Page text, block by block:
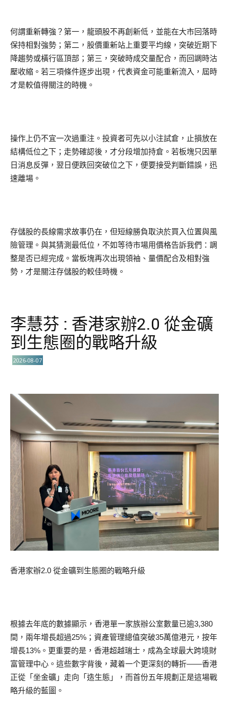
何謂重新轉強？第一，龍頭股不再創新低，並能在大市回落時
保持相對強勢；第二，股價重新站上重要平均線，突破近期下
降趨勢或橫行區頂部；第三，突破時成交量配合，而回調時沽
壓收縮。若三項條件逐步出現，代表資金可能重新流入，屆時
才是較值得關注的時機。
操作上仍不宜一次過重注。投資者可先以小注試倉，止損放在
結構低位之下；走勢確認後，才分段增加持倉。若板塊只因單
日消息反彈，翌日便跌回突破位之下，便要接受判斷錯誤，迅
速離場。
存儲股的長線需求故事仍在，但短線勝負取決於買入位置與風
險管理。與其猜測最低位，不如等待市場用價格告訴我們：調
整是否已經完成。當板塊再次出現領袖、量價配合及相對強
勢，才是關注存儲股的較佳時機。
李慧芬 : 香港家辦2.0 從金礦
到生態圈的戰略升級
2026-08-07
香港家辦2.0 從金礦到生態圈的戰略升級
根據去年底的數據顯示，香港單一家族辦公室數量已逾3,380
間，兩年增長超過25%；資產管理總值突破35萬億港元，按年
增長13%。更重要的是，香港超越瑞士，成為全球最大跨境財
富管理中心。這些數字背後，藏着一个更深刻的轉折——香港
正從「坐金礦」走向「造生態」，而首份五年規劃正是這場戰
略升級的藍圖。